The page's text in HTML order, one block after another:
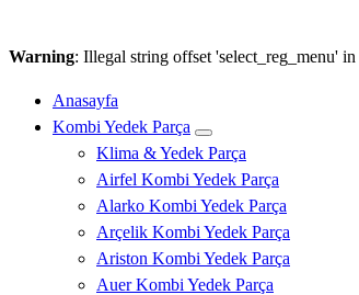
Warning: Illegal string offset 'select_reg_menu' in
Anasayfa
Kombi Yedek Parça
Klima & Yedek Parça
Airfel Kombi Yedek Parça
Alarko Kombi Yedek Parça
Arçelik Kombi Yedek Parça
Ariston Kombi Yedek Parça
Auer Kombi Yedek Parça